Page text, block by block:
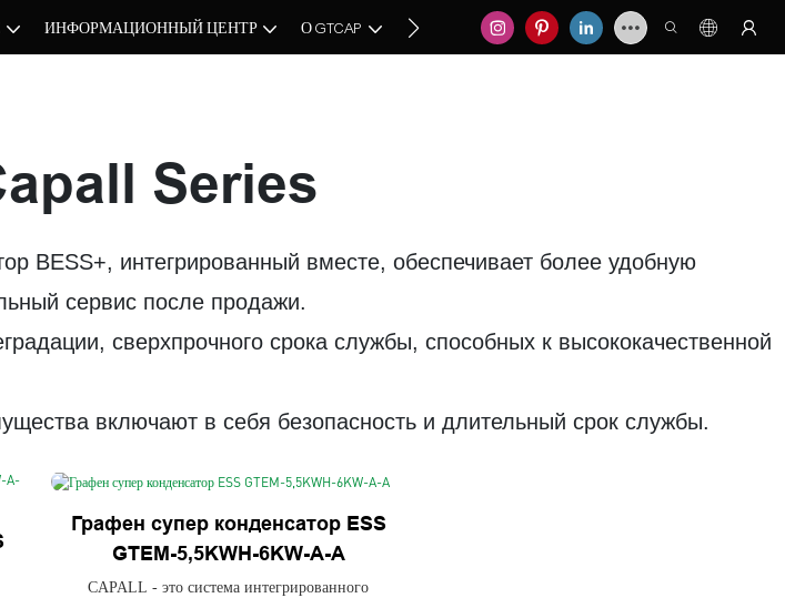
ИНФОРМАЦИОННЫЙ ЦЕНТР О GTCAP СВЯЖИТЕСЬ С НАМИ
Series
BESS+, интегрированный вместе, обеспечивает более удобную
сервис после продажи.
сверхпрочного срока службы, способных к высококачественной
включают в себя безопасность и длительный срок службы.
Графен супер конденсатор ESS
GTEM-5,5KWH-6KW-A-A
CAPALL - это система интегрированного